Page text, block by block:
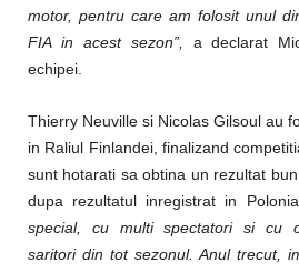
motor, pentru care am folosit unul
FIA in acest sezon”, a declarat
echipei.
Thierry Neuville si Nicolas Gilsoul au
in Raliul Finlandei, finalizand
sunt hotarati sa obtina un rezultat
dupa rezultatul inregistrat in
special, cu multi spectatori si cu
saritori din tot sezonul. Anul trecut,